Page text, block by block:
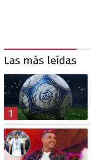
Las más leídas
1